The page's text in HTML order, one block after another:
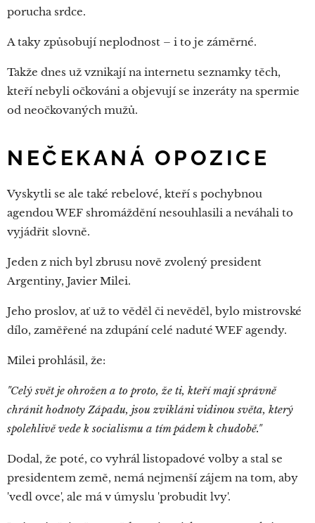
porucha srdce.
A taky způsobují neplodnost – i to je záměrné.
Takže dnes už vznikají na internetu seznamky těch,
kteří nebyli očkováni a objevují se inzeráty na spermie
od neočkovaných mužů.
NEČEKANÁ OPOZICE
Vyskytli se ale také rebelové, kteří s pochybnou
agendou WEF shromáždění nesouhlasili a neváhali to
vyjádřit slovně.
Jeden z nich byl zbrusu nově zvolený president
Argentiny, Javier Milei.
Jeho proslov, ať už to věděl či nevěděl, bylo mistrovské
dílo, zaměřené na zdupání celé naduté WEF agendy.
Milei prohlásil, že:
"Celý svět je ohrožen a to proto, že ti, kteří mají správně
chránit hodnoty Západu, jsou zvikláni vidinou světa, který
spolehlivě vede k socialismu a tím pádem k chudobě."
Dodal, že poté, co vyhrál listopadové volby a stal se
presidentem země, nemá nejmenší zájem na tom, aby
'vedl ovce', ale má v úmyslu 'probudit lvy'.